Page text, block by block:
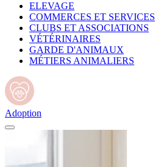
ELEVAGE
COMMERCES ET SERVICES
CLUBS ET ASSOCIATIONS
VÉTÉRINAIRES
GARDE D'ANIMAUX
MÉTIERS ANIMALIERS
Adoption